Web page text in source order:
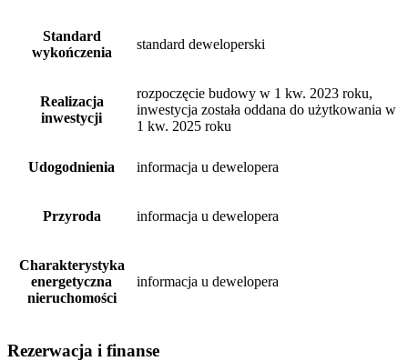
Standard
wykończenia
standard deweloperski
Realizacja
inwestycji
rozpoczęcie budowy w 1 kw. 2023 roku,
inwestycja została oddana do użytkowania w
1 kw. 2025 roku
Udogodnienia informacja u dewelopera
Przyroda informacja u dewelopera
Charakterystyka
energetyczna
nieruchomości
informacja u dewelopera
Rezerwacja i finanse